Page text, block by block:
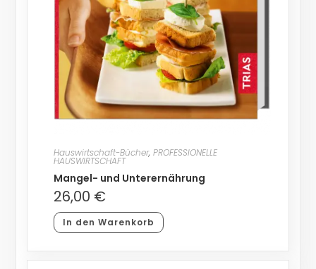
Hauswirtschaft-Bücher, PROFESSIONELLE
HAUSWIRTSCHAFT
Mangel- und Unterernährung
26,00 €
In den Warenkorb